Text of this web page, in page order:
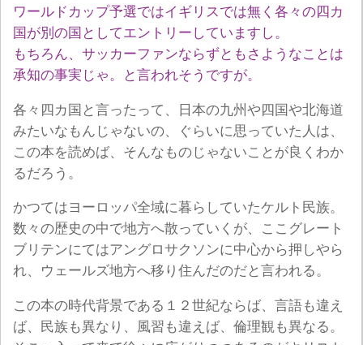
ワールドカップ予選ではイギリスでは無く各々の四カ
国が別の国としてエントリーしていますし。
もちろん、サッカーファンならずともさようなことは
承知の事実じゃ。と言われそうですが。
各々四カ国と言ったって、日本の九州や四国や北海道
みたいなもんじゃないの、ぐらいに思っていた人は、
この本を読めば、そんなものじゃないことが良くわか
るだろう。
かつてはヨーロッパ全域に暮らしていたケルト民族。
数々の歴史の中で地方へ散っていくが、ここグレート
ブリテンにてはアングロサクソンに中心から押しやら
れ、ウェールズ地方へ移り住んだのだと言われる。
この本の時代背景である１２世紀ならば、言語も違え
ば、民族も異なり、風習も違えば、倫理観も異なる。